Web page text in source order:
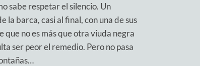
sabe respetar el silencio. Un
la barca, casi al final, con una de sus
que no es más que otra viuda negra
ser peor el remedio. Pero no pasa